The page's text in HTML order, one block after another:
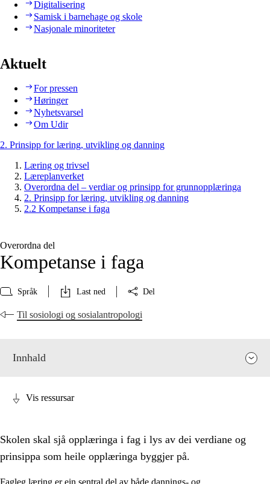
Digitalisering
Samisk i barnehage og skole
Nasjonale minoriteter
Aktuelt
For pressen
Høringer
Nyhetsvarsel
Om Udir
2. Prinsipp for læring, utvikling og danning
Læring og trivsel
Læreplanverket
Overordna del – verdiar og prinsipp for grunnopplæringa
2. Prinsipp for læring, utvikling og danning
2.2 Kompetanse i faga
Overordna del
Kompetanse i faga
Språk Last ned Del
Til sosiologi og sosialantropologi
Innhald
Vis ressursar
Skolen skal sjå opplæringa i fag i lys av dei verdiane og
prinsippa som heile opplæringa byggjer på.